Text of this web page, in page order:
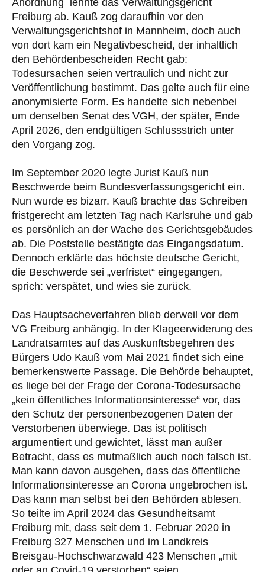
Freiburg ab. Kauß zog daraufhin vor den
Verwaltungsgerichtshof in Mannheim, doch auch
von dort kam ein Negativbescheid, der inhaltlich
den Behördenbescheiden Recht gab:
Todesursachen seien vertraulich und nicht zur
Veröffentlichung bestimmt. Das gelte auch für eine
anonymisierte Form. Es handelte sich nebenbei
um denselben Senat des VGH, der später, Ende
April 2026, den endgültigen Schlussstrich unter
den Vorgang zog.
Im September 2020 legte Jurist Kauß nun
Beschwerde beim Bundesverfassungsgericht ein.
Nun wurde es bizarr. Kauß brachte das Schreiben
fristgerecht am letzten Tag nach Karlsruhe und gab
es persönlich an der Wache des Gerichtsgebäudes
ab. Die Poststelle bestätigte das Eingangsdatum.
Dennoch erklärte das höchste deutsche Gericht,
die Beschwerde sei „verfristet“ eingegangen,
sprich: verspätet, und wies sie zurück.
Das Hauptsacheverfahren blieb derweil vor dem
VG Freiburg anhängig. In der Klageerwiderung des
Landratsamtes auf das Auskunftsbegehren des
Bürgers Udo Kauß vom Mai 2021 findet sich eine
bemerkenswerte Passage. Die Behörde behauptet,
es liege bei der Frage der Corona-Todesursache
„kein öffentliches Informationsinteresse“ vor, das
den Schutz der personenbezogenen Daten der
Verstorbenen überwiege. Das ist politisch
argumentiert und gewichtet, lässt man außer
Betracht, dass es mutmaßlich auch noch falsch ist.
Man kann davon ausgehen, dass das öffentliche
Informationsinteresse an Corona ungebrochen ist.
Das kann man selbst bei den Behörden ablesen.
So teilte im April 2024 das Gesundheitsamt
Freiburg mit, dass seit dem 1. Februar 2020 in
Freiburg 327 Menschen und im Landkreis
Breisgau-Hochschwarzwald 423 Menschen „mit